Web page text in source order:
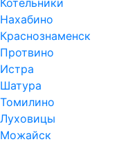
Котельники
Нахабино
Краснознаменск
Протвино
Истра
Шатура
Томилино
Луховицы
Можайск